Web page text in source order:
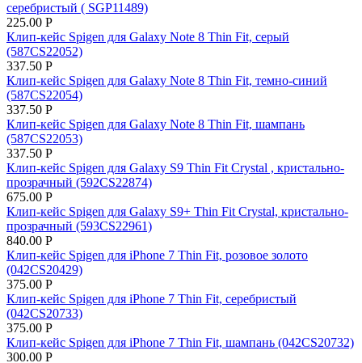
серебристый ( SGP11489)
225.00 Р
Клип-кейс Spigen для Galaxy Note 8 Thin Fit, серый
(587CS22052)
337.50 Р
Клип-кейс Spigen для Galaxy Note 8 Thin Fit, темно-синий
(587CS22054)
337.50 Р
Клип-кейс Spigen для Galaxy Note 8 Thin Fit, шампань
(587CS22053)
337.50 Р
Клип-кейс Spigen для Galaxy S9 Thin Fit Crystal , кристально-
прозрачный (592CS22874)
675.00 Р
Клип-кейс Spigen для Galaxy S9+ Thin Fit Crystal, кристально-
прозрачный (593CS22961)
840.00 Р
Клип-кейс Spigen для iPhone 7 Thin Fit, розовое золото
(042CS20429)
375.00 Р
Клип-кейс Spigen для iPhone 7 Thin Fit, серебристый
(042CS20733)
375.00 Р
Клип-кейс Spigen для iPhone 7 Thin Fit, шампань (042CS20732)
300.00 Р